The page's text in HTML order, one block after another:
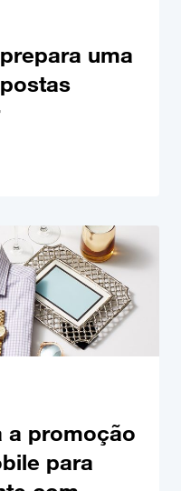
uma
a promoção
para